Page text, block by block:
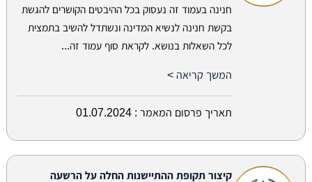
חנינה בעמוד זה נעסוק בכל ההיבטים הקושרים להגשת
בקשת חנינה לנשיא המדינה ונשתדל להשיב בתמצית
לכל השאלות בנושא. לקראת סוף עמוד זה...
המשך קריאה >
תאריך פרסום המאמר : 01.07.2024
קיצור תקופת ההתיישנות החלה על הרשעה